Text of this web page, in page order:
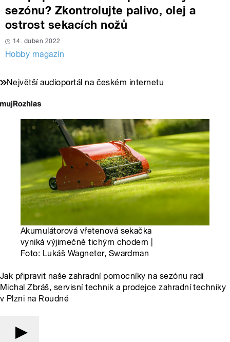
sezónu? Zkontrolujte palivo, olej a
ostrost sekacích nožů
14. duben 2022
Hobby magazín
Největší audioportál na českém internetu
Akumulátorová vřetenová sekačka
vyniká výjimečně tichým chodem |
Foto: Lukáš Wagneter, Swardman
Jak připravit naše zahradní pomocníky na sezónu radí
Michal Zbráš, servisní technik a prodejce zahradní techniky
v Plzni na Roudné